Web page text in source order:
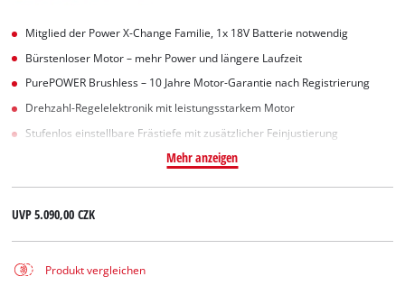
Mitglied der Power X-Change Familie, 1x 18V Batterie notwendig
Bürstenloser Motor – mehr Power und längere Laufzeit
PurePOWER Brushless – 10 Jahre Motor-Garantie nach Registrierung
Drehzahl-Regelelektronik mit leistungsstarkem Motor
Stufenlos einstellbare Frästiefe mit zusätzlicher Feinjustierung
Mehr anzeigen
UVP5.090,00 CZK
Produkt vergleichen